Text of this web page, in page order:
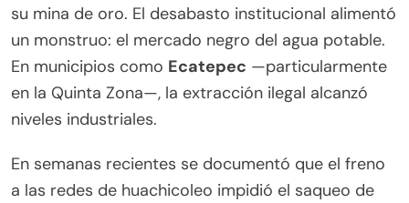
su mina de oro. El desabasto institucional alimentó
un monstruo: el mercado negro del agua potable.
En municipios como Ecatepec —particularmente
en la Quinta Zona—, la extracción ilegal alcanzó
niveles industriales.
En semanas recientes se documentó que el freno
a las redes de huachicoleo impidió el saqueo de